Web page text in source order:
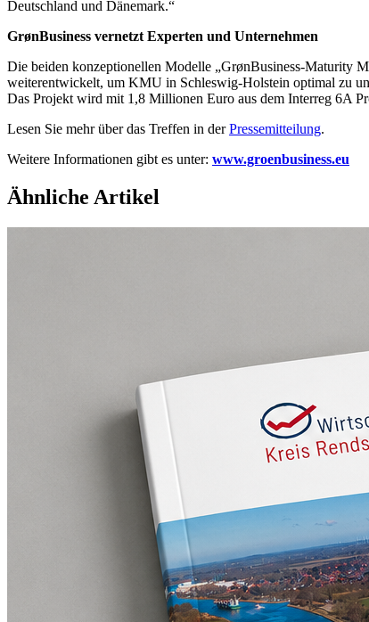
Deutschland und Dänemark.“
GrønBusiness vernetzt Experten und Unternehmen
Die beiden konzeptionellen Modelle „GrønBusiness-Maturity
weiterentwickelt, um KMU in Schleswig-Holstein optimal zu
Das Projekt wird mit 1,8 Millionen Euro aus dem Interreg 6A
Lesen Sie mehr über das Treffen in derPressemitteilung.
Weitere Informationen gibt es unter: www.groenbusiness.eu
Ähnliche Artikel